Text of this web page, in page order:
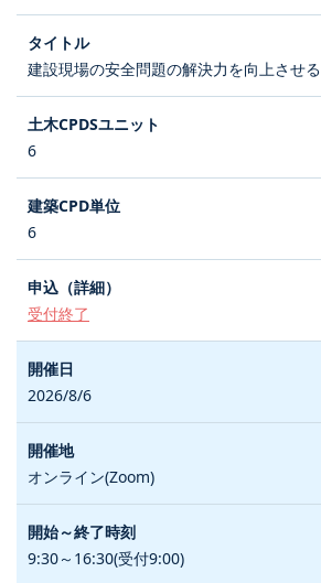
建設現場の安全問題の解決力を向上させる
6
6
受付終了
2026/8/6
オンライン(Zoom)
9:30～16:30(受付9:00)